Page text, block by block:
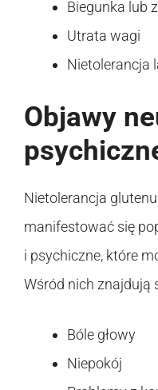
Biegunka lub
Utrata wagi
Nietolerancja
Objawy
Nietolerancja
manifestować się
i psychiczne, które
Wśród nich znajdują
Bóle głowy
Niepokój